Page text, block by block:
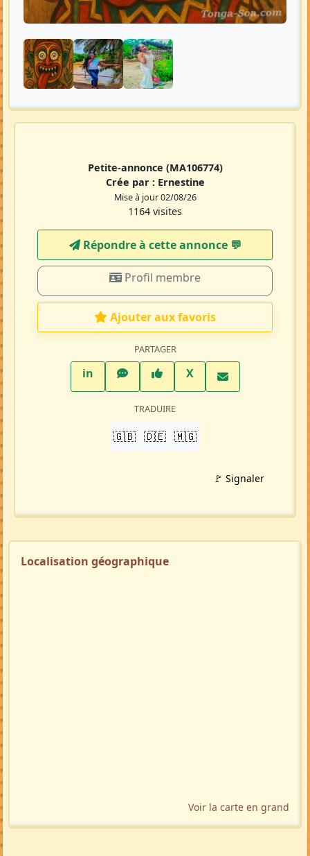
Petite-annonce (MA106774)
Crée par : Ernestine
Mise à jour 02/08/26
1164 visites
Répondre à cette annonce 💬​
Profil membre
Ajouter aux favoris
PARTAGER
inLinkedInWhatsAppFacebook
XTwitter X
TRADUIRE
🇬🇧 🇩🇪 🇲🇬
🚩 Signaler
Localisation géographique
Voir la carte en grand